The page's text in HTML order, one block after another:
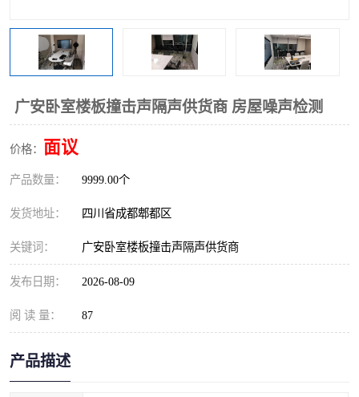
广安卧室楼板撞击声隔声供货商 房屋噪声检测
价格： 面议
产品数量： 9999.00个
发货地址： 四川省成都郫都区
关键词： 广安卧室楼板撞击声隔声供货商
发布日期： 2026-08-09
阅 读 量： 87
产品描述